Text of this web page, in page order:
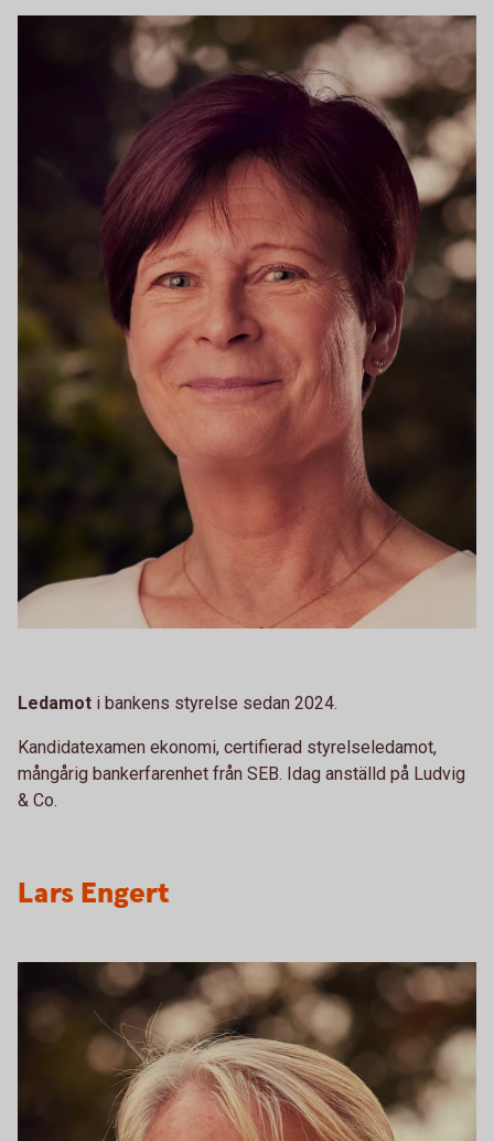
Ledamot i bankens styrelse sedan 2024.
Kandidatexamen ekonomi, certifierad styrelseledamot,
mångårig bankerfarenhet från SEB. Idag anställd på Ludvig
& Co.
Lars Engert